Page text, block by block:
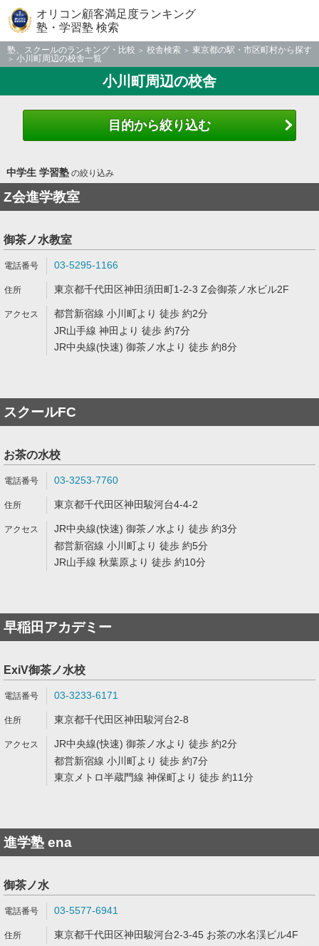
オリコン顧客満足度ランキング
塾・学習塾 検索
塾、スクールのランキング・比較 校舎検索
東京都の駅・市区町村から探す
小川町周辺の校舎一覧
小川町周辺の校舎
目的から絞り込む
中学生 学習塾の絞り込み
Z会進学教室
御茶ノ水教室
03-5295-1166
東京都千代田区神田須田町1-2-3 Z会御茶ノ水ビル2F
都営新宿線 小川町より 徒歩 約2分
JR山手線 神田より 徒歩 約7分
JR中央線(快速) 御茶ノ水より 徒歩 約8分
スクールFC
お茶の水校
03-3253-7760
東京都千代田区神田駿河台4-4-2
JR中央線(快速) 御茶ノ水より 徒歩 約3分
都営新宿線 小川町より 徒歩 約5分
JR山手線 秋葉原より 徒歩 約10分
早稲田アカデミー
ExiV御茶ノ水校
03-3233-6171
東京都千代田区神田駿河台2-8
JR中央線(快速) 御茶ノ水より 徒歩 約2分
都営新宿線 小川町より 徒歩 約7分
東京メトロ半蔵門線 神保町より 徒歩 約11分
進学塾 ena
御茶ノ水
03-5577-6941
東京都千代田区神田駿河台2-3-45 お茶の水名渓ビル4F